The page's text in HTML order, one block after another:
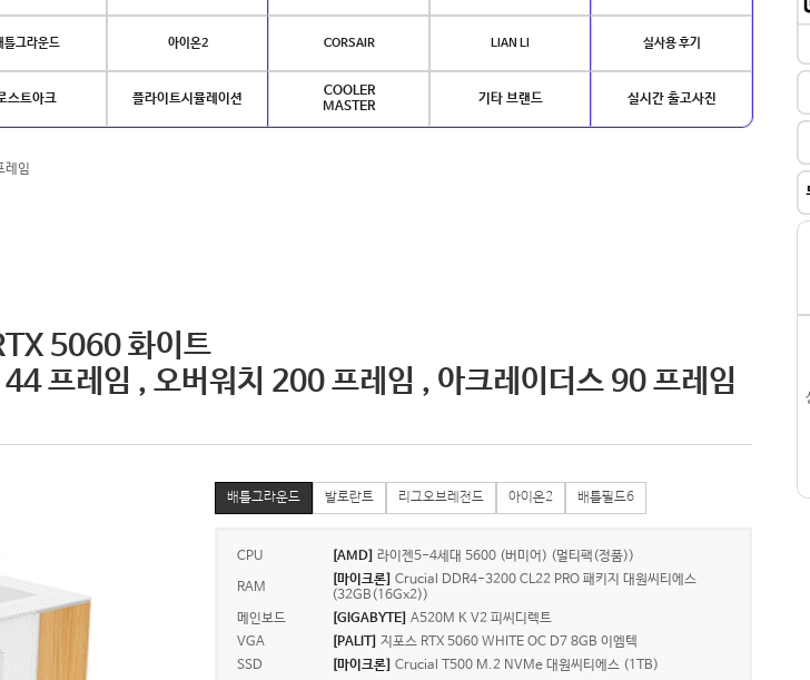
틀그라운드 아이온2 CORSAIR LIAN LI 실사용 후기
스트아크 플라이트시뮬레이션
COOLER
MASTER
기타 브랜드 실시간 출고사진
레임
5060 화이트
프레임 , 오버워치 200 프레임 , 아크레이더스 90 프레임
배틀그라운드 발로란트 리그오브레전드 아이온2 배틀필드6
CPU [AMD] 라이젠5-4세대 5600 (버미어) (멀티팩(정품))
RAM
[마이크론] Crucial DDR4-3200 CL22 PRO 패키지 대원씨티에스
(32GB(16Gx2))
메인보드
[GIGABYTE] A520M K V2 피씨디렉트
VGA
[PALIT]
지포스 RTX 5060 WHITE OC D7 8GB 이엠텍
SSD
[마이크론] Crucial T500 M.2 NVMe 대원씨티에스 (1TB)